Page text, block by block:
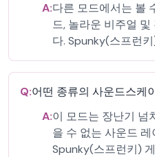
A:다른 모드에서는 볼
드, 놀라운 비주얼
다. Spunky(스프런
Q:어떤 종류의 사운드스케
A:이 모드는 장난기 넘
을 수 없는 사운드
Spunky(스프런키)